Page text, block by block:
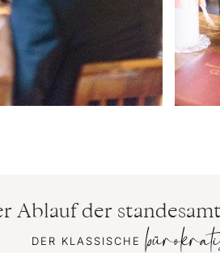
Ablauf der
DER KLASSISCHE